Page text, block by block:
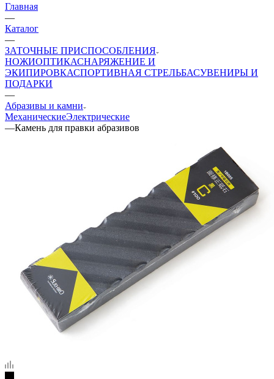
Главная
—
Каталог
—
ЗАТОЧНЫЕ ПРИСПОСОБЛЕНИЯ
НОЖИОПТИКАСНАРЯЖЕНИЕ И
ЭКИПИРОВКАСПОРТИВНАЯ СТРЕЛЬБАСУВЕНИРЫ И
ПОДАРКИ
—
Абразивы и камни
МеханическиеЭлектрические
—Камень для правки абразивов